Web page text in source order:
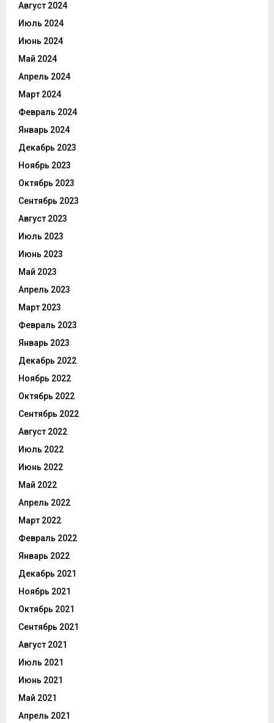
Август 2024
Июль 2024
Июнь 2024
Май 2024
Апрель 2024
Март 2024
Февраль 2024
Январь 2024
Декабрь 2023
Ноябрь 2023
Октябрь 2023
Сентябрь 2023
Август 2023
Июль 2023
Июнь 2023
Май 2023
Апрель 2023
Март 2023
Февраль 2023
Январь 2023
Декабрь 2022
Ноябрь 2022
Октябрь 2022
Сентябрь 2022
Август 2022
Июль 2022
Июнь 2022
Май 2022
Апрель 2022
Март 2022
Февраль 2022
Январь 2022
Декабрь 2021
Ноябрь 2021
Октябрь 2021
Сентябрь 2021
Август 2021
Июль 2021
Июнь 2021
Май 2021
Апрель 2021